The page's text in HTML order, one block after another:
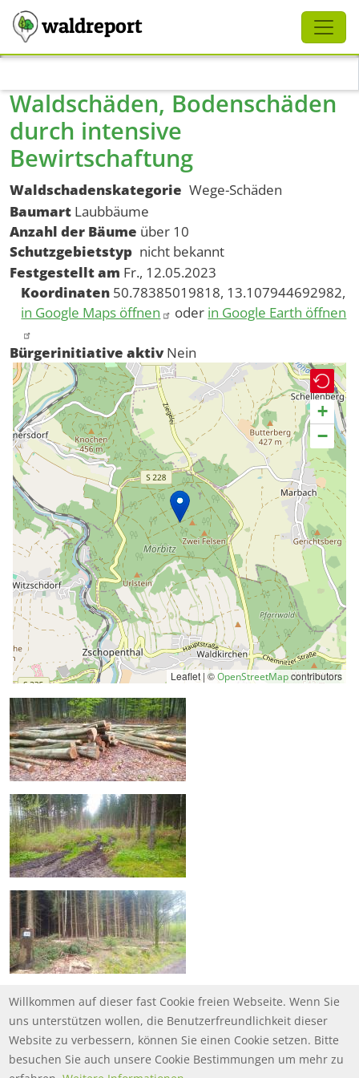
waldreport
Waldschäden, Bodenschäden
durch intensive
Bewirtschaftung
Waldschadenskategorie Wege-Schäden
Baumart Laubbäume
Anzahl der Bäume über 10
Schutzgebietstyp nicht bekannt
Festgestellt am Fr., 12.05.2023
Koordinaten 50.78385019818, 13.107944692982,
in Google Maps öffnen
oder in Google Earth öffnen
Bürgerinitiative aktiv Nein
+
−
Leaflet | ©OpenStreetMapcontributors
Schliessen
Willkommen auf dieser fast Cookie freien Webseite. Wenn Sie
uns unterstützen wollen, die Benutzerfreundlichkeit dieser
Website zu verbessern, können Sie einen Cookie setzen. Bitte
besuchen Sie auch unsere Cookie Bestimmungen um mehr zu